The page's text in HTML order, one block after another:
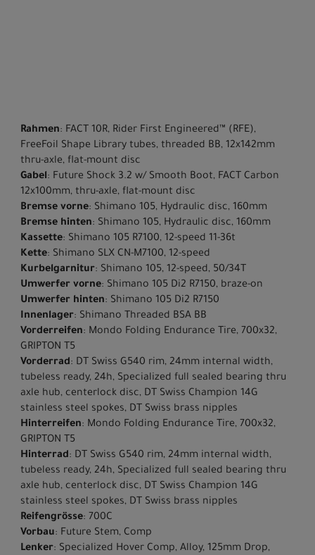
Rahmen: FACT 10R, Rider First Engineered™ (RFE),
FreeFoil Shape Library tubes, threaded BB, 12x142mm
thru-axle, flat-mount disc
Gabel: Future Shock 3.2 w/ Smooth Boot, FACT Carbon
12x100mm, thru-axle, flat-mount disc
Bremse vorne: Shimano 105, Hydraulic disc, 160mm
Bremse hinten: Shimano 105, Hydraulic disc, 160mm
Kassette: Shimano 105 R7100, 12-speed 11-36t
Kette: Shimano SLX CN-M7100, 12-speed
Kurbelgarnitur: Shimano 105, 12-speed, 50/34T
Umwerfer vorne: Shimano 105 Di2 R7150, braze-on
Umwerfer hinten: Shimano 105 Di2 R7150
Innenlager: Shimano Threaded BSA BB
Vorderreifen: Mondo Folding Endurance Tire, 700x32,
GRIPTON T5
Vorderrad: DT Swiss G540 rim, 24mm internal width,
tubeless ready, 24h, Specialized full sealed bearing thru
axle hub, centerlock disc, DT Swiss Champion 14G
stainless steel spokes, DT Swiss brass nipples
Hinterreifen: Mondo Folding Endurance Tire, 700x32,
GRIPTON T5
Hinterrad: DT Swiss G540 rim, 24mm internal width,
tubeless ready, 24h, Specialized full sealed bearing thru
axle hub, centerlock disc, DT Swiss Champion 14G
stainless steel spokes, DT Swiss brass nipples
Reifengrösse: 700C
Vorbau: Future Stem, Comp
Lenker: Specialized Hover Comp, Alloy, 125mm Drop,